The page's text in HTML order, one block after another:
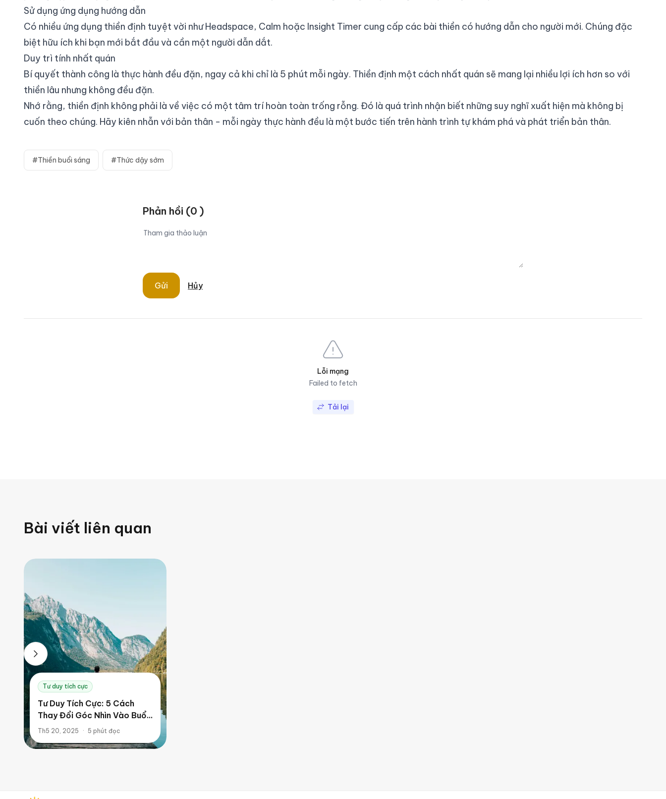
Sử dụng ứng dụng hướng dẫn
Có nhiều ứng dụng thiền định tuyệt vời như Headspace, Calm hoặc Insight Timer cung cấp các bài thiền có hướng dẫn cho người mới. Chúng đặc
biệt hữu ích khi bạn mới bắt đầu và cần một người dẫn dắt.
Duy trì tính nhất quán
Bí quyết thành công là thực hành đều đặn, ngay cả khi chỉ là 5 phút mỗi ngày. Thiền định một cách nhất quán sẽ mang lại nhiều lợi ích hơn so với
thiền lâu nhưng không đều đặn.
Nhớ rằng, thiền định không phải là về việc có một tâm trí hoàn toàn trống rỗng. Đó là quá trình nhận biết những suy nghĩ xuất hiện mà không bị
cuốn theo chúng. Hãy kiên nhẫn với bản thân - mỗi ngày thực hành đều là một bước tiến trên hành trình tự khám phá và phát triển bản thân.
#Thiền buổi sáng #Thức dậy sớm
Phản hồi (0 )
Gửi Hủy
Lỗi mạng
Failed to fetch
Tải lại
Bài viết liên quan
Tư duy tích cực
Tư Duy Tích Cực: 5 Cách
Thay Đổi Góc Nhìn Vào Buổi
Sáng
Th5 20, 2025 · 5 phút đọc